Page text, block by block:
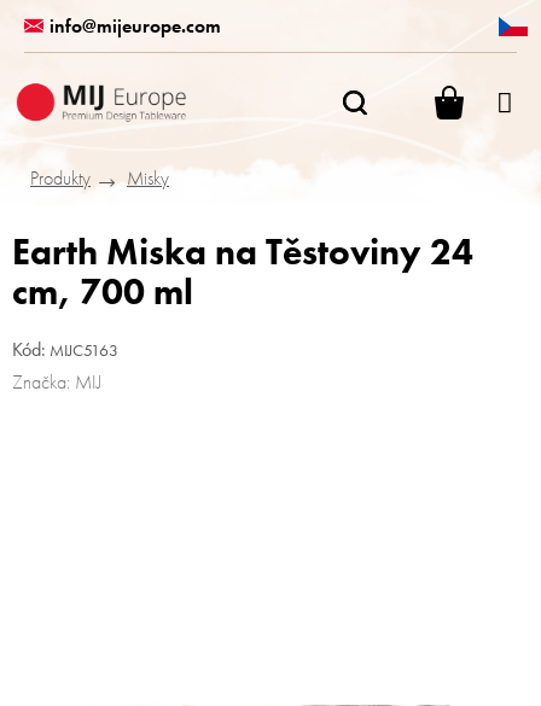
obsah
info@mijeurope.com
Produkty
Misky
Earth Miska na Těstoviny 24
cm, 700 ml
Kód: MIJC5163
Značka: MIJ